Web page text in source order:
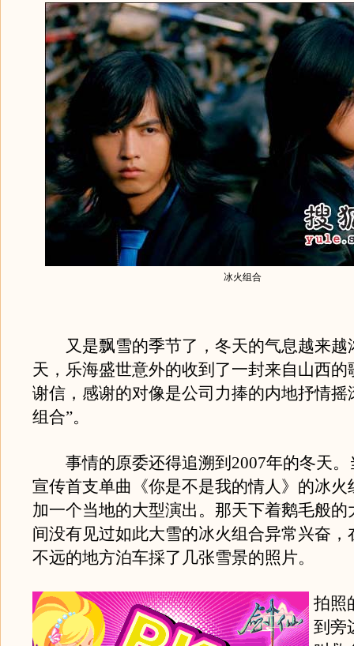
冰火组合
又是飘雪的季节了，冬天的气息越来越
天，乐海盛世意外的收到了一封来自山西的
谢信，感谢的对像是公司力捧的内地抒情摇
组合”。
事情的原委还得追溯到2007年的冬天。
宣传首支单曲《你是不是我的情人》的冰火
加一个当地的大型演出。那天下着鹅毛般的
间没有见过如此大雪的冰火组合异常兴奋，
不远的地方泊车採了几张雪景的照片。
拍照
到旁